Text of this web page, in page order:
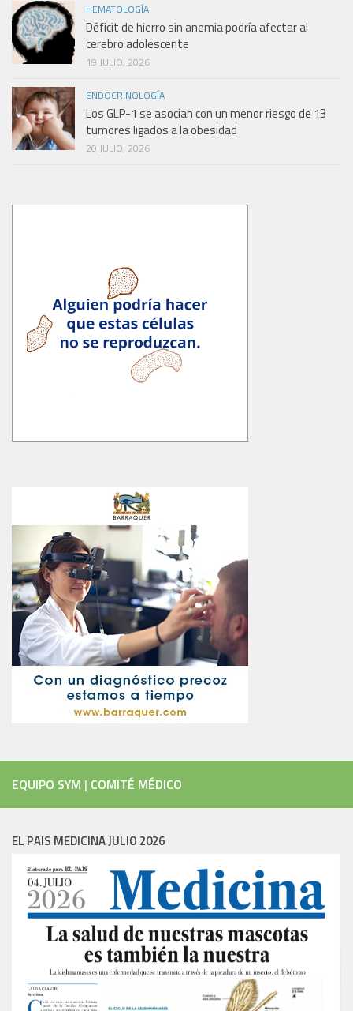
HEMATOLOGÍA
Déficit de hierro sin anemia podría afectar al
cerebro adolescente
19 JULIO, 2026
ENDOCRINOLOGÍA
Los GLP-1 se asocian con un menor riesgo de 13
tumores ligados a la obesidad
20 JULIO, 2026
EQUIPO SYM | COMITÉ MÉDICO
EL PAIS MEDICINA JULIO 2026